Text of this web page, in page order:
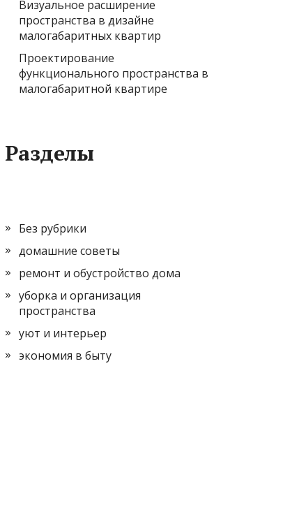
Визуальное расширение
пространства в дизайне
малогабаритных квартир
Проектирование
функционального пространства в
малогабаритной квартире
Разделы
Без рубрики
домашние советы
ремонт и обустройство дома
уборка и организация
пространства
уют и интерьер
экономия в быту